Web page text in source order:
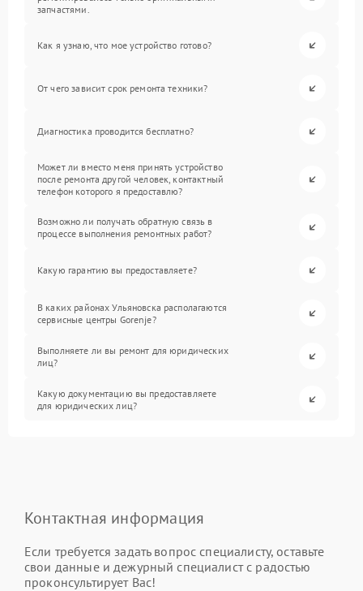
запчастями.
Как я узнаю, что мое устройство готово?
От чего зависит срок ремонта техники?
Диагностика проводится бесплатно?
Может ли вместо меня принять устройство
после ремонта другой человек, контактный
телефон которого я предоставлю?
Возможно ли получать обратную связь в
процессе выполнения ремонтных работ?
Какую гарантию вы предоставляете?
В каких районах Ульяновска располагаются
сервисные центры Gorenje?
Выполняете ли вы ремонт для юридических
лиц?
Какую документацию вы предоставляете
для юридических лиц?
Контактная информация
Если требуется задать вопрос специалисту, оставьте
свои данные и дежурный специалист с радостью
проконсультирует Вас!